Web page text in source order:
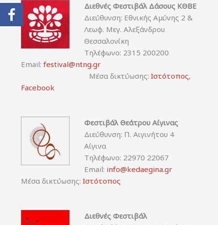
Διεθνές Φεστιβάλ Δάσους ΚΘΒΕ
Διεύθυνση: Εθνικής Αμύνης 2 &
Λεωφ. Μεγ. Αλεξάνδρου
Θεσσαλονίκη
Τηλέφωνο: 2315 200200
Email: festival@ntng.gr
Μέσα δικτύωσης: Ιστότοπος,
Facebook
Φεστιβάλ Θεάτρου Αίγινας
Διεύθυνση: Π. Αιγινήτου 4
Αίγινα
Τηλέφωνο: 22970 22067
Email: info@kedaegina.gr
Μέσα δικτύωσης: Ιστότοπος
Διεθνές Φεστιβάλ